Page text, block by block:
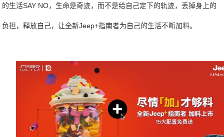
的生活SAY NO，生命是奇迹，而不是给自己定下的轨迹，丢掉身上的
负担，释放自己，让全新Jeep+指南者为自己的生活不断加料。